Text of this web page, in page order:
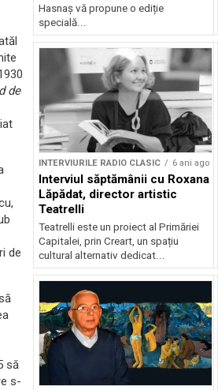
de
de
să
s-
Hasnaș vă propune o ediție
specială...
INTERVIURILE RADIO CLASIC 6 ani ago
Interviul săptămânii cu Roxana
Lăpădat, director artistic
Teatrelli
Teatrelli este un proiect al Primăriei
Capitalei, prin Creart, un spațiu
cultural alternativ dedicat...